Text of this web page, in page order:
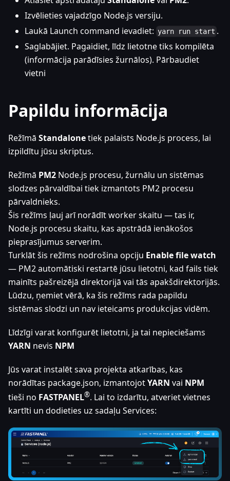
Izvēlieties vajadzīgo Node.js versiju.
Laukā Launch command ievadiet: yarn run start .
Saglabājiet. Pagaidiet, līdz lietotne tiks kompilēta
(informācija parādīsies žurnālos). Pārbaudiet
vietni
Papildu informācija
Režīmā Standalonetiek palaists Node.js process, lai
izpildītu jūsu skriptus.
Režīmā PM2 Node.js procesu, žurnālu un sistēmas
slodzes pārvaldībai tiek izmantots PM2 procesu
pārvaldnieks.
Šis režīms ļauj arī norādīt worker skaitu — tas ir,
Node.js procesu skaitu, kas apstrādā ienākošos
pieprasījumus serverim.
Turklāt šis režīms nodrošina opciju Enable file watch
— PM2 automātiski restartē jūsu lietotni, kad fails tiek
mainīts pašreizējā direktorijā vai tās apakšdirektorijās.
Lūdzu, ņemiet vērā, ka šis režīms rada papildu
sistēmas slodzi un nav ieteicams produkcijas vidēm.
Līdzīgi varat konfigurēt lietotni, ja tai nepieciešams
YARN nevis NPM
Jūs varat instalēt sava projekta atkarības, kas
norādītas package.json, izmantojotYARN vai NPM
tieši no FASTPANEL®. Lai to izdarītu, atveriet vietnes
kartīti un dodieties uz sadaļu Services: